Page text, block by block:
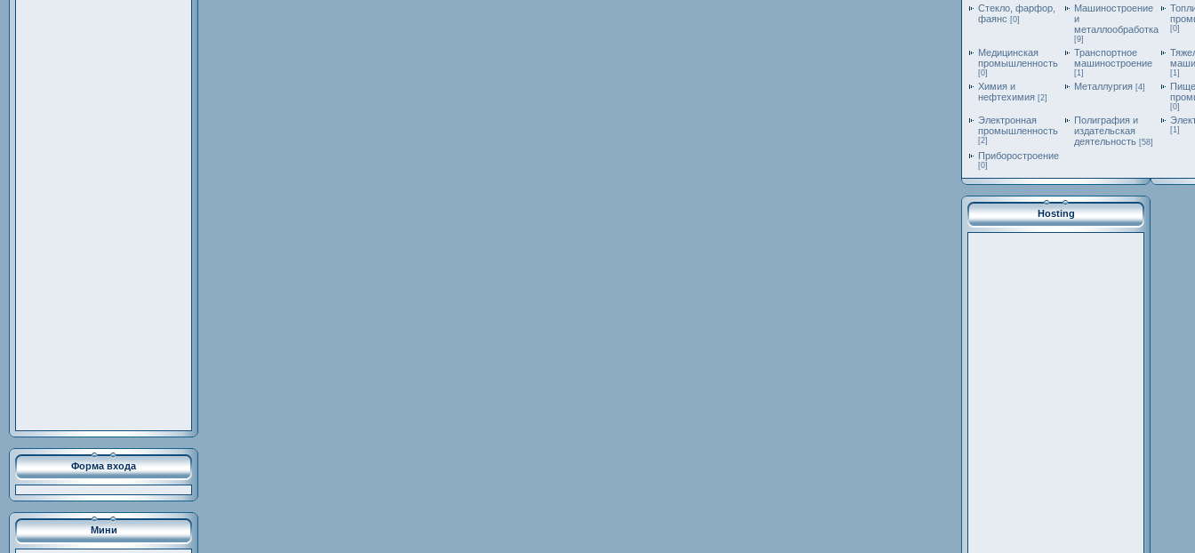
Форма входа
Мини
Стекло, фарфор,
фаянс [0]
Машиностроение
и
металлообработка
[9]
[0]
Медицинская
промышленность
[0]
Транспортное
машиностроение
[1] [1]
Химия и
нефтехимия [2]
Металлургия [4]
[0]
Электронная
промышленность
[2]
Полиграфия и
издательская
деятельность [58]
[1]
Приборостроение
[0]
Hosting